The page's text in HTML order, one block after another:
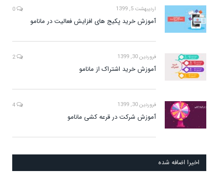
اردیبهشت 5, 1399
آموزش خرید پکیج های افزایش فعالیت در مانامو
فروردین 30, 1399 2
آموزش خرید اشتراک از مانامو
فروردین 30, 1399
آموزش شرکت در قرعه کشی مانامو
اخیرا اضافه شده